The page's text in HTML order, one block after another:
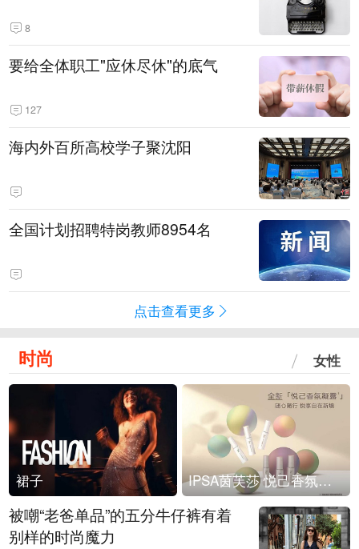
8
要给全体职工"应休尽休"的底气
127
海内外百所高校学子聚沈阳
全国计划招聘特岗教师8954名
点击查看更多
时尚 女性
裙子 IPSA茵芙莎 悦己香氛凝露上市
被嘲“老爸单品”的五分牛仔裤有着
别样的时尚魔力